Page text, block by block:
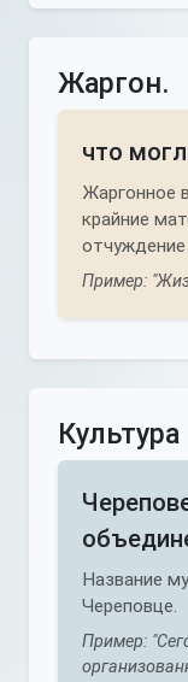
Жаргон.
что
Жаргонное
крайние
отчуждение
Пример:
Культура
Название
Череповце.
Пример: